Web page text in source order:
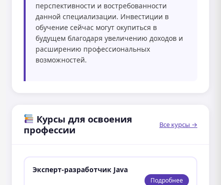
перспективности и востребованности
данной специализации. Инвестиции в
обучение сейчас могут окупиться в
будущем благодаря увеличению доходов и
расширению профессиональных
возможностей.
Курсы для освоения
профессии
Все курсы →
Эксперт-разработчик Java
Подробнее